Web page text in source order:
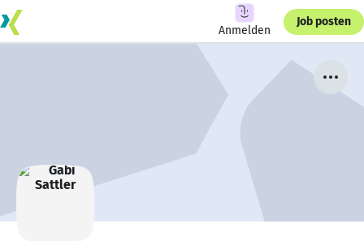
Anmelden
Job posten